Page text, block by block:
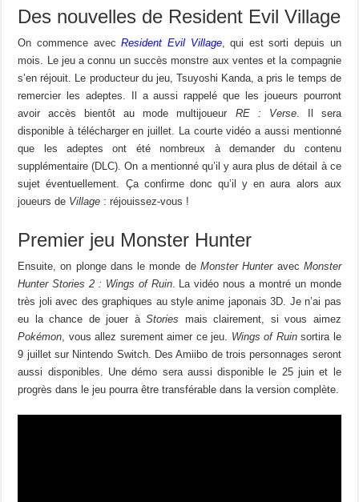
Des nouvelles de Resident Evil Village
On commence avecResident Evil Village, qui est sorti depuis un
mois. Le jeu a connu un succès monstre aux ventes et la compagnie
s’en réjouit. Le producteur du jeu, Tsuyoshi Kanda, a pris le temps de
remercier les adeptes. Il a aussi rappelé que les joueurs pourront
avoir accès bientôt au mode multijoueur RE : Verse. Il sera
disponible à télécharger en juillet. La courte vidéo a aussi mentionné
que les adeptes ont été nombreux à demander du contenu
supplémentaire (DLC). On a mentionné qu’il y aura plus de détail à ce
sujet éventuellement. Ça confirme donc qu’il y en aura alors aux
joueurs de Village : réjouissez-vous !
Premier jeu Monster Hunter
Ensuite, on plonge dans le monde de Monster Hunteravec Monster
Hunter Stories 2 : Wings of Ruin. La vidéo nous a montré un monde
très joli avec des graphiques au style anime japonais 3D. Je n’ai pas
eu la chance de jouer àStories mais clairement, si vous aimez
Pokémon, vous allez surement aimer ce jeu. Wings of Ruinsortira le
9 juillet sur Nintendo Switch. Des Amiibo de trois personnages seront
aussi disponibles. Une démo sera aussi disponible le 25 juin et le
progrès dans le jeu pourra être transférable dans la version complète.